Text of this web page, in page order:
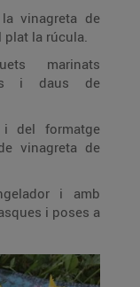
vinagreta de
plat la rúcula.
marinats
i daus de
del formatge
vinagreta de
i amb
i poses a